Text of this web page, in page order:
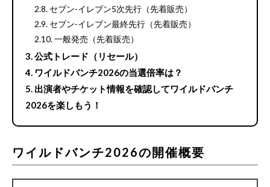
セブン-イレブン5次先行（先着販売）
セブン-イレブン最終先行（先着販売）
一般発売（先着販売）
公式トレード（リセール）
ワイルドバンチ2026の当選倍率は？
出演者やチケット情報を確認してワイルドバンチ
2026を楽しもう！
ワイルドバンチ2026の開催概要